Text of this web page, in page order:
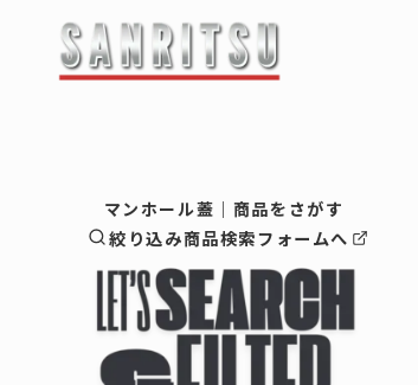
最新情報・お知らせ
マンホール蓋
マンホール蓋｜商品をさがす
絞り込み商品検索フォームへ